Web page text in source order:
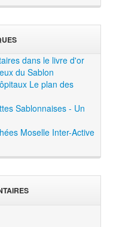
dans le livre d'or
du Sablon
Le plan des
Sablonnaises - Un
Moselle Inter-Active